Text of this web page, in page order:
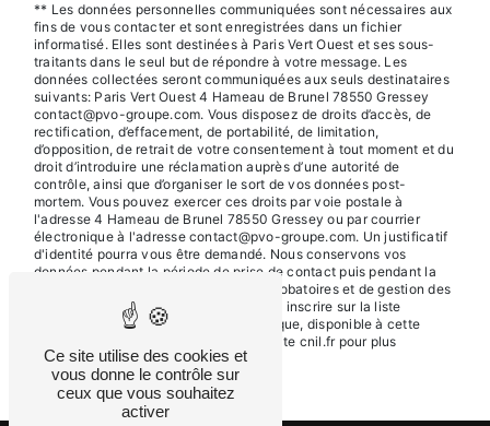
** Les données personnelles communiquées sont nécessaires aux
fins de vous contacter et sont enregistrées dans un fichier
informatisé. Elles sont destinées à Paris Vert Ouest et ses sous-
traitants dans le seul but de répondre à votre message. Les
données collectées seront communiquées aux seuls destinataires
suivants: Paris Vert Ouest 4 Hameau de Brunel 78550 Gressey
contact@pvo-groupe.com. Vous disposez de droits d’accès, de
rectification, d’effacement, de portabilité, de limitation,
d’opposition, de retrait de votre consentement à tout moment et du
droit d’introduire une réclamation auprès d’une autorité de
contrôle, ainsi que d’organiser le sort de vos données post-
mortem. Vous pouvez exercer ces droits par voie postale à
l'adresse 4 Hameau de Brunel 78550 Gressey ou par courrier
électronique à l'adresse contact@pvo-groupe.com. Un justificatif
d'identité pourra vous être demandé. Nous conservons vos
données pendant la période de prise de contact puis pendant la
durée de prescription légale aux fins probatoires et de gestion des
contentieux. Vous avez le droit de vous inscrire sur la liste
d'opposition au démarchage téléphonique, disponible à cette
. Consultez le site cnil.fr pour plus
d’informations sur vos droits.
Ce site utilise des cookies et
vous donne le contrôle sur
ceux que vous souhaitez
activer